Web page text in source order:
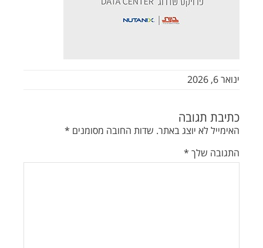
ינואר 6, 2026
כתיבת תגובה
האימייל לא יוצג באתר. שדות החובה מסומנים *
התגובה שלך *